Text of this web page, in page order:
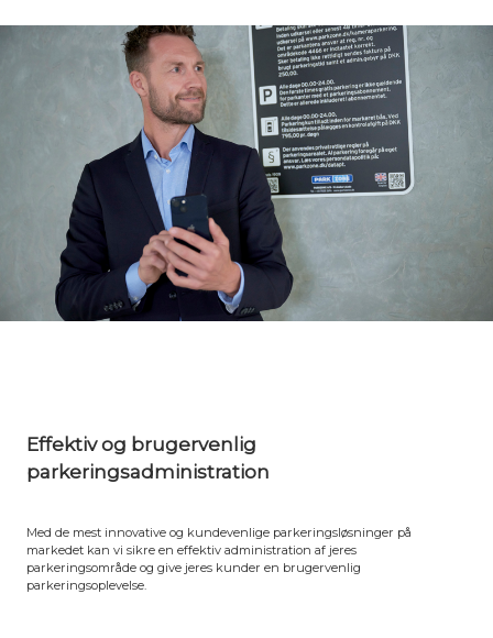
Effektiv og brugervenlig
parkeringsadministration
Med de mest innovative og kundevenlige parkeringsløsninger på
markedet kan vi sikre en effektiv administration af jeres
parkeringsområde og give jeres kunder en brugervenlig
parkeringsoplevelse.